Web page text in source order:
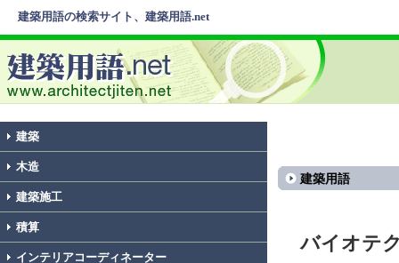
建築用語の検索サイト、建築用語.net
建築
木造
建築施工
積算
インテリアコーディネーター
建築用語
バイオテ